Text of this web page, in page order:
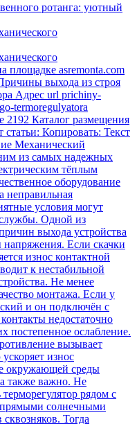
ротанга: уютный
площадке asremonta.com
выхода из строя
Адрес url prichiny-
termoregulyatora
2192 Каталог размещения
Копировать: Текст
Механический
из самых надежных
тёплым
оборудование
неправильная
условия могут
службы. Одной из
выхода устройства
напряжения. Если скачки
износ контактной
к нестабильной
Не менее
монтажа. Если у
и он подключён с
недостаточно
постепенное ослабление.
вызывает
износ
окружающей среды
также важно. Не
рядом с
прямыми солнечными
Тогда